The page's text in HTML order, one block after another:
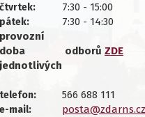
čtvrtek: 7:30 - 15:00
pátek:
7:30 - 14:30
provozní
doba
jednotlivých
odborů ZDE
telefon: 566 688 111
e-mail: posta@zdarns.cz